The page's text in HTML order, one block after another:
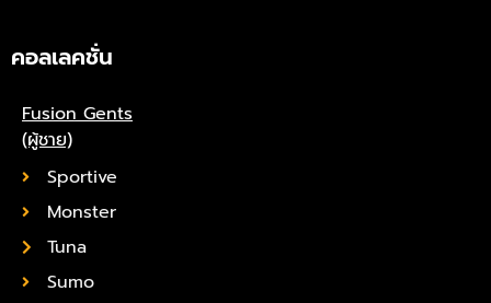
คอลเลคชั่น
Fusion Gents
(ผู้ชาย)
Sportive
Monster
Tuna
Sumo